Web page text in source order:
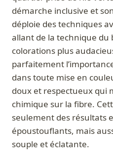
démarche inclusive et
déploie des techniques
allant de la technique
colorations plus
parfaitement
dans toute mise en
doux et respectueux qui
chimique sur la fibre.
seulement des résultats
époustouflants, mais
souple et éclatante.